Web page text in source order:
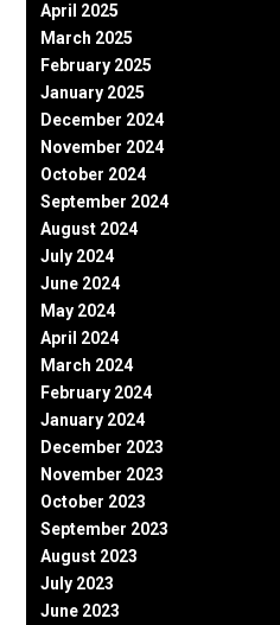
April 2025
March 2025
February 2025
January 2025
December 2024
November 2024
October 2024
September 2024
August 2024
July 2024
June 2024
May 2024
April 2024
March 2024
February 2024
January 2024
December 2023
November 2023
October 2023
September 2023
August 2023
July 2023
June 2023